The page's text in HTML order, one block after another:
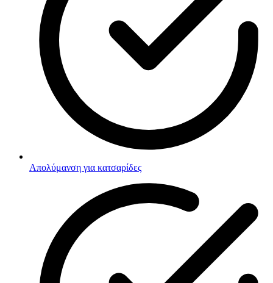
Απολύμανση για κατσαρίδες